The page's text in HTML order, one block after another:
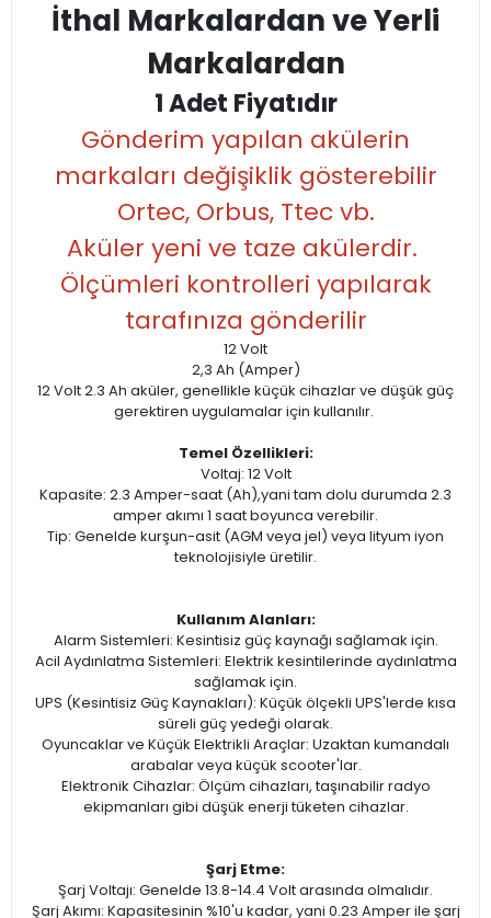
İthal Markalardan ve Yerli
Markalardan
1 Adet Fiyatıdır
Gönderim yapılan akülerin
markaları değişiklik gösterebilir
Ortec, Orbus, Ttec vb.
Aküler yeni ve taze akülerdir.
Ölçümleri kontrolleri yapılarak
tarafınıza gönderilir
12 Volt
2,3 Ah (Amper)
12 Volt 2.3 Ah aküler, genellikle küçük cihazlar ve düşük güç
gerektiren uygulamalar için kullanılır.
Temel Özellikleri:
Voltaj: 12 Volt
Kapasite: 2.3 Amper-saat (Ah),yani tam dolu durumda 2.3
amper akımı 1 saat boyunca verebilir.
Tip: Genelde kurşun-asit (AGM veya jel) veya lityum iyon
teknolojisiyle üretilir.
Kullanım Alanları:
Alarm Sistemleri: Kesintisiz güç kaynağı sağlamak için.
Acil Aydınlatma Sistemleri: Elektrik kesintilerinde aydınlatma
sağlamak için.
UPS (Kesintisiz Güç Kaynakları): Küçük ölçekli UPS'lerde kısa
süreli güç yedeği olarak.
Oyuncaklar ve Küçük Elektrikli Araçlar: Uzaktan kumandalı
arabalar veya küçük scooter'lar.
Elektronik Cihazlar: Ölçüm cihazları, taşınabilir radyo
ekipmanları gibi düşük enerji tüketen cihazlar.
Şarj Etme:
Şarj Voltajı: Genelde 13.8-14.4 Volt arasında olmalıdır.
Şarj Akımı: Kapasitesinin %10'u kadar, yani 0.23 Amper ile şarj